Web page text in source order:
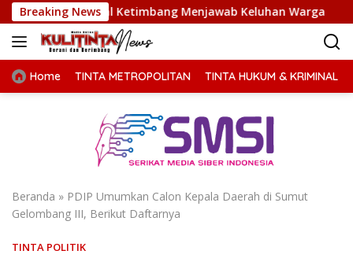
Langsung
ke
konten
Breaking News
Ketimbang Menjawab Keluhan Warga Terima
Home TINTA METROPOLITAN TINTA HUKUM & KRIMINAL
Beranda » PDIP Umumkan Calon Kepala Daerah di Sumut
Gelombang III, Berikut Daftarnya
TINTA POLITIK